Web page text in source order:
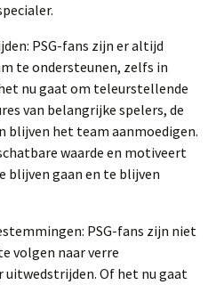
PSG-fans zijn er altijd
te ondersteunen, zelfs in
nu gaat om teleurstellende
van belangrijke spelers, de
blijven het team aanmoedigen.
waarde en motiveert
blijven gaan en te blijven
PSG-fans zijn niet
volgen naar verre
uitwedstrijden. Of het nu gaat